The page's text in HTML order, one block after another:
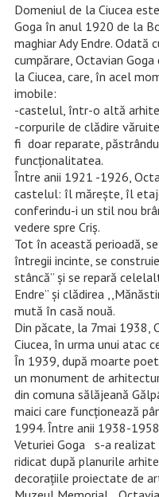
Domeniul de la Ciucea
Goga în anul 1920 de la
maghiar Ady Endre.
cumpărare, Octavian
la Ciucea, care, în acel
imobile:
-castelul, într-o altă
-corpurile de clădire
fi doar reparate,
funcţionalitatea.
Între anii 1921 -1926,
castelul: îl măreşte, îl
conferindu-i un stil nou
vedere spre Criş.
Tot în această perioadă,
întregii incinte, se
stâncă” şi se repară
Endre” şi clădirea
mută în casă nouă.
Din păcate, la 7mai 1938,
Ciucea, în urma unui atac
În 1939, după moarte
un monument de
din comuna sălăjeană
maici care funcţionează
1994. Între anii 1938-
Veturiei Goga s-a realizat
ridicat după planurile
decoraţiile proiectate de